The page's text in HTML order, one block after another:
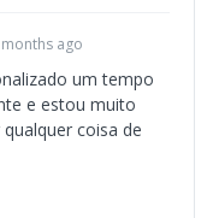
ago
um tempo
e estou muito
coisa de